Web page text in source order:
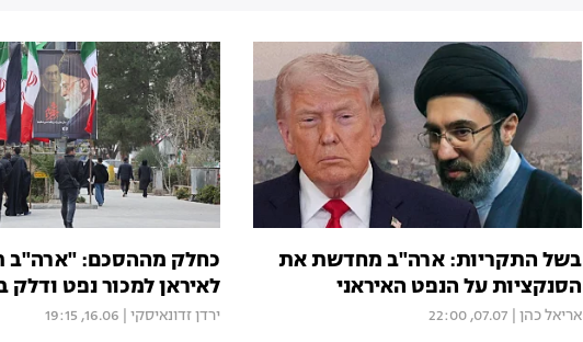
בשל התקריות: ארה"ב מחדשת את
הסנקציות על הנפט האיראני
אריאל כהן 07.07, 22:00
כחלק מההסכם: "ארה"ב
לאיראן למכור נפט ודלק
ירדן זדונאיסקי 16.06, 19:15